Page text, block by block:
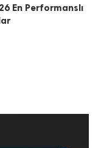
En Performanslı